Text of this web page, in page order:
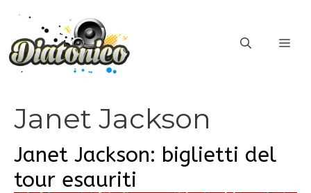
contenuto
Janet Jackson
Janet Jackson: biglietti del
tour esauriti